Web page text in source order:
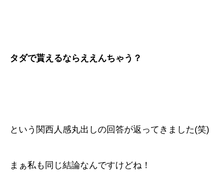
タダで貰えるならええんちゃう？
という関西人感丸出しの回答が返ってきました(笑)
まぁ私も同じ結論なんですけどね！